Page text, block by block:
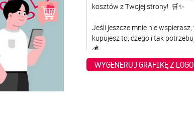
WYGENERUJ GRAFIKĘ Z LOGO